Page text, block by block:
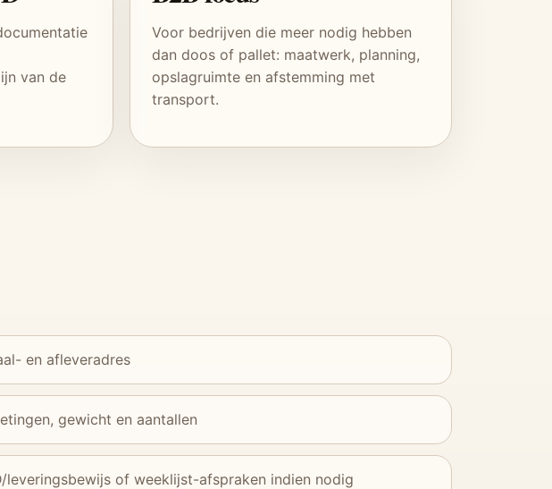
van de
Voor bedrijven die meer nodig hebben
dan doos of pallet: maatwerk, planning,
opslagruimte en afstemming met
transport.
en afleveradres
gewicht en aantallen
leveringsbewijs of weeklijst-afspraken indien nodig